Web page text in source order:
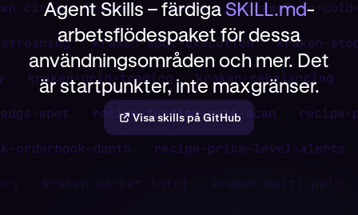
Agent Skills – färdigaSKILL.md-
arbetsflödespaket för dessa
användningsområden och mer. Det
är startpunkter, inte maxgränser.
Visa skills på GitHub